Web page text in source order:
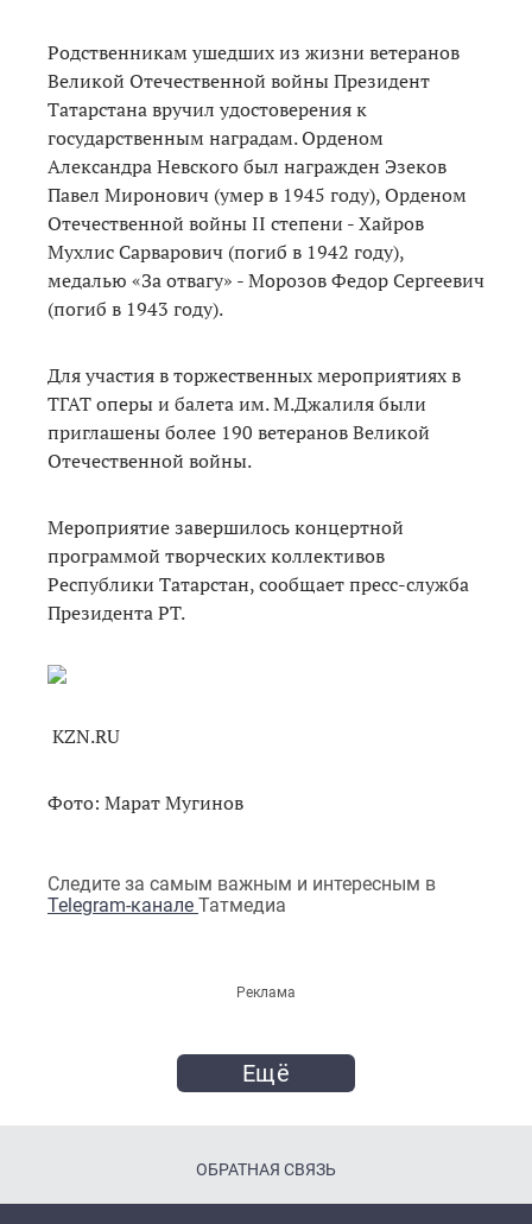
Родственникам ушедших из жизни ветеранов
Великой Отечественной войны Президент
Татарстана вручил удостоверения к
государственным наградам. Орденом
Александра Невского был награжден Эзеков
Павел Миронович (умер в 1945 году), Орденом
Отечественной войны II степени - Хайров
Мухлис Сарварович (погиб в 1942 году),
медалью «За отвагу» - Морозов Федор Сергеевич
(погиб в 1943 году).
Для участия в торжественных мероприятиях в
ТГАТ оперы и балета им. М.Джалиля были
приглашены более 190 ветеранов Великой
Отечественной войны.
Мероприятие завершилось концертной
программой творческих коллективов
Республики Татарстан, сообщает пресс-служба
Президента РТ.
KZN.RU
Фото: Марат Мугинов
Следите за самым важным и интересным в
Telegram-канале Татмедиа
Реклама
Ещё
ОБРАТНАЯ СВЯЗЬ